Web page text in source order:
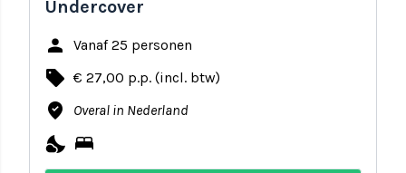
Undercover
person Vanaf 25 personen
local_offer € 27,00 p.p. (incl. btw)
where_to_vote Overal in Nederland
nights_stay bed